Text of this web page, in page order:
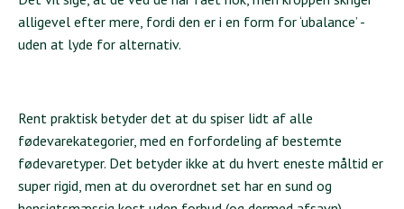
alligevel efter mere, fordi den er i en form for ‘ubalance’ -
uden at lyde for alternativ.
Rent praktisk betyder det at du spiser lidt af alle
fødevarekategorier, med en forfordeling af bestemte
fødevaretyper. Det betyder ikke at du hvert eneste måltid er
super rigid, men at du overordnet set har en sund og